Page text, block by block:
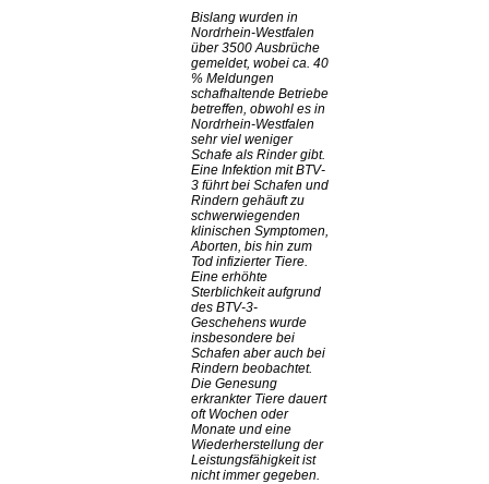
Bislang wurden in
Nordrhein-Westfalen
über 3500 Ausbrüche
gemeldet, wobei ca. 40
% Meldungen
schafhaltende Betriebe
betreffen, obwohl es in
Nordrhein-Westfalen
sehr viel weniger
Schafe als Rinder gibt.
Eine Infektion mit BTV-
3 führt bei Schafen und
Rindern gehäuft zu
schwerwiegenden
klinischen Symptomen,
Aborten, bis hin zum
Tod infizierter Tiere.
Eine erhöhte
Sterblichkeit aufgrund
des BTV-3-
Geschehens wurde
insbesondere bei
Schafen aber auch bei
Rindern beobachtet.
Die Genesung
erkrankter Tiere dauert
oft Wochen oder
Monate und eine
Wiederherstellung der
Leistungsfähigkeit ist
nicht immer gegeben.